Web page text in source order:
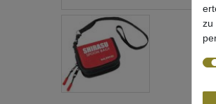
zu